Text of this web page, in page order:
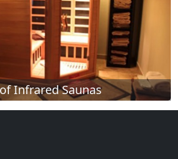
Infrared Saunas